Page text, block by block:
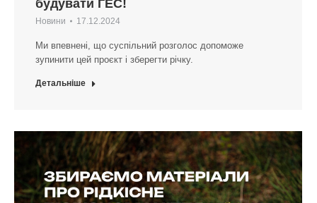
будувати ГЕС!
Новини 17.12.2024
Ми впевнені, що суспільний розголос допоможе
зупинити цей проєкт і зберегти річку.
Детальніше